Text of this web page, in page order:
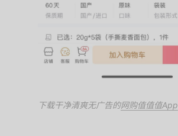
下载干净清爽无广告的网购值值值App